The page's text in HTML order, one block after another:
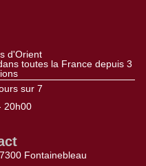
d'Orient
toutes la France depuis 3
sur 7
20h00
Fontainebleau